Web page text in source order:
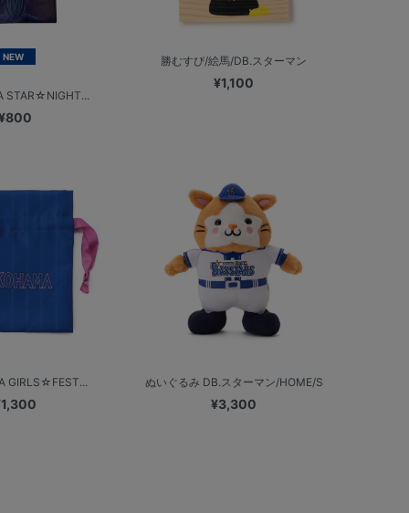
NEW
STAR☆NIGHT...
勝むすび/絵馬/DB.スターマン
¥1,100
GIRLS☆FEST... ぬいぐるみ DB.スターマン/HOME/S
¥3,300